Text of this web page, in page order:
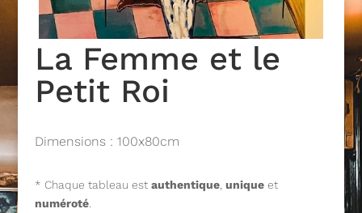
La Femme et le
Petit Roi
Dimensions : 100x80cm
* Chaque tableau est authentique, uniqueet
numéroté.